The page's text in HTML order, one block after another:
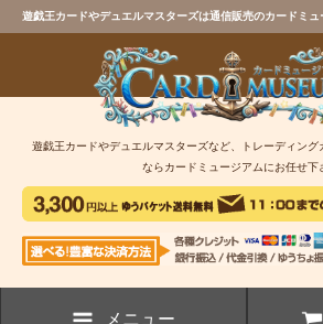
遊戯王カードやデュエルマスターズは通信販売のカードミュ
遊戯王カードやデュエルマスターズなど、トレーディング
ならカードミュージアムにお任せ下
メニュー